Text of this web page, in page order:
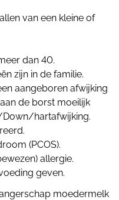
van een kleine of
dan 40.
zijn in de familie.
aangeboren afwijking
de borst moeilijk
hartafwijking.
(PCOS).
allergie.
geven.
moedermelk